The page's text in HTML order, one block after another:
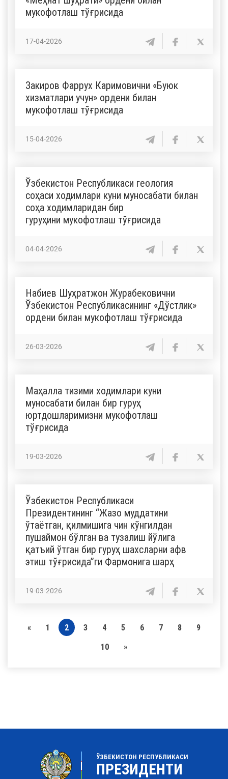
мукофотлаш тўғрисида
17-04-2026
Закиров Фаррух Каримовични «Буюк
хизматлари учун» ордени билан
мукофотлаш тўғрисида
15-04-2026
Ўзбекистон Республикаси геология
соҳаси ходимлари куни муносабати билан
соҳа ходимларидан бир
гуруҳини мукофотлаш тўғрисида
04-04-2026
Набиев Шуҳратжон Журабековични
Ўзбекистон Республикасининг «Дўстлик»
ордени билан мукофотлаш тўғрисида
26-03-2026
Маҳалла тизими ходимлари куни
муносабати билан бир гуруҳ
юртдошларимизни мукофотлаш
тўғрисида
19-03-2026
Ўзбекистон Республикаси
Президентининг “Жазо муддатини
ўтаётган, қилмишига чин кўнгилдан
пушаймон бўлган ва тузалиш йўлига
қатъий ўтган бир гуруҳ шахсларни афв
этиш тўғрисида”ги Фармонига шарҳ
19-03-2026
« 1 2 3 4 5 6 7 8
9
10
»
ЎЗБЕКИСТОН РЕСПУБЛИКАСИ
ПРЕЗИДЕНТИ